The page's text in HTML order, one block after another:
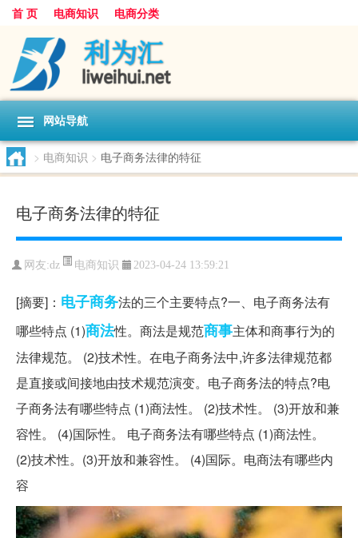
首 页 电商知识 电商分类
网站导航
> 电商知识 > 电子商务法律的特征
电子商务法律的特征
网友:dz 电商知识 2023-04-24 13:59:21
[摘要]： 电子商务法的三个主要特点?一、电子商务法有
哪些特点 (1)商法性。商法是规范商事主体和商事行为的
法律规范。 (2)技术性。在电子商务法中,许多法律规范都
是直接或间接地由技术规范演变。电子商务法的特点?电
子商务法有哪些特点 (1)商法性。 (2)技术性。 (3)开放和兼
容性。 (4)国际性。 电子商务法有哪些特点 (1)商法性。
(2)技术性。(3)开放和兼容性。 (4)国际。电商法有哪些内
容